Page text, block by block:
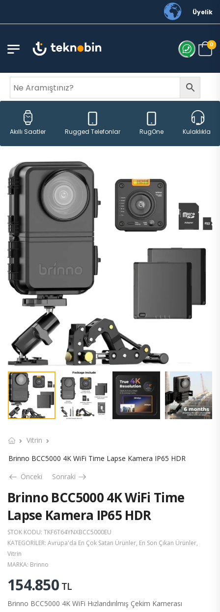
Üyelik
0
Akıllı Saatler Rugged Telefonlar RugOne Kulaklıklar
Vitrin
Brinno BCC5000 4K WiFi Time Lapse Kamera IP65 HDR
Önceki
Sonraki
Brinno BCC5000 4K WiFi Time
Lapse Kamera IP65 HDR
STOK KODU: TKF6T64YNXBCC5000EU
KATEGORILER: Avrupa'da En Çok Satan Ürünler, En Son Çıkan Ürünler,
Vitrin
MARKA: Brinno
154.850 TL
Brinno BCC5000 4K WiFi Hızlandırılmış Çekim Kamerası